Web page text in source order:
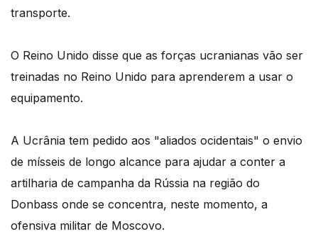
transporte.
O Reino Unido disse que as forças ucranianas vão ser
treinadas no Reino Unido para aprenderem a usar o
equipamento.
A Ucrânia tem pedido aos "aliados ocidentais" o envio
de mísseis de longo alcance para ajudar a conter a
artilharia de campanha da Rússia na região do
Donbass onde se concentra, neste momento, a
ofensiva militar de Moscovo.